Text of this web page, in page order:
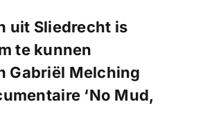
uit Sliedrecht is
te kunnen
Gabriël Melching
‘No Mud,